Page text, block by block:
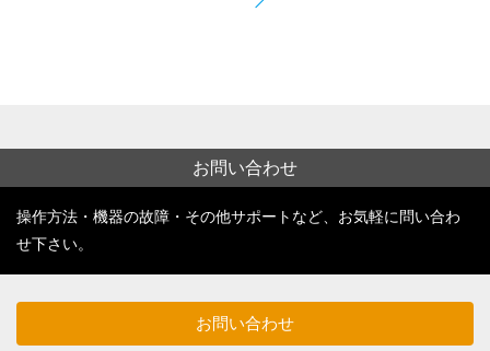
お問い合わせ
操作方法・機器の故障・その他サポートなど、お気軽に問い合わ
せ下さい。
お問い合わせ